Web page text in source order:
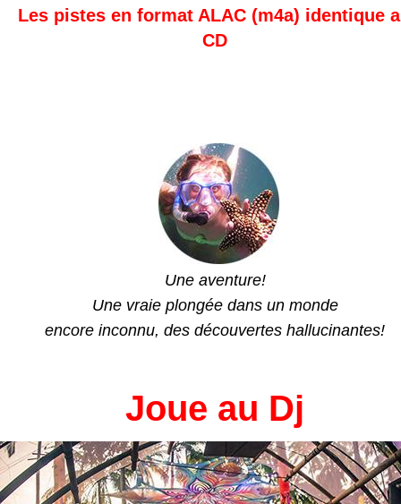
Les pistes en format ALAC (m4a) identique
CD
Joue au Dj
Une aventure!
Une vraie plongée dans un monde
encore inconnu, des découvertes hallucinantes!